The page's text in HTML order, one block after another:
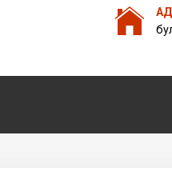
веб